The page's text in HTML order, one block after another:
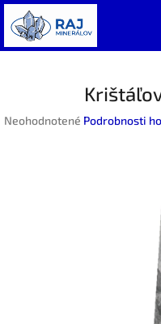
Prejsť
na
obsah
Priemerné
Neohodnotené Podrobnosti